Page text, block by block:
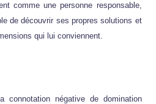
comme une personne responsable,
de découvrir ses propres solutions et
qui lui conviennent.
connotation négative de domination